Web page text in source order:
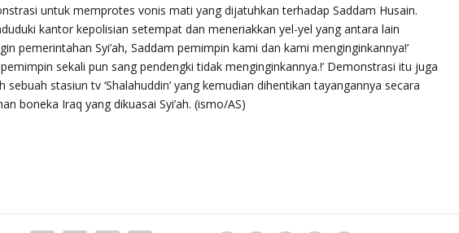
untuk memprotes vonis mati yang dijatuhkan terhadap Saddam Husain.
kantor kepolisian setempat dan meneriakkan yel-yel yang antara lain
pemerintahan Syi’ah, Saddam pemimpin kami dan kami menginginkannya!’
sekali pun sang pendengki tidak menginginkannya.!’ Demonstrasi itu juga
sebuah stasiun tv ‘Shalahuddin’ yang kemudian dihentikan tayangannya secara
boneka Iraq yang dikuasai Syi’ah. (ismo/AS)